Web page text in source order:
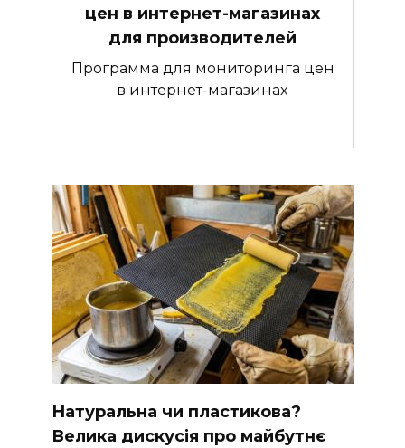
цен в интернет-магазинах
для производителей
Программа для мониторинга цен
в интернет-магазинах
Натуральна чи пластикова?
Велика дискусія про майбутнє